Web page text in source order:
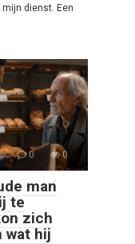
dienst. Een
0 0
man
te
zich
wat hij